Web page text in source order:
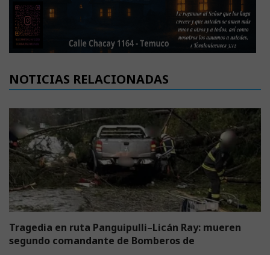
NOTICIAS RELACIONADAS
Tragedia en ruta Panguipulli–Licán Ray: mueren
segundo comandante de Bomberos de